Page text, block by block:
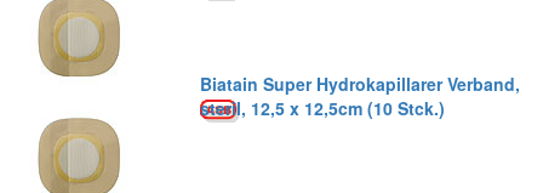
Biatain Super Hydrokapillarer Verband,
steril, 12,5 x 12,5cm (10 Stck.)